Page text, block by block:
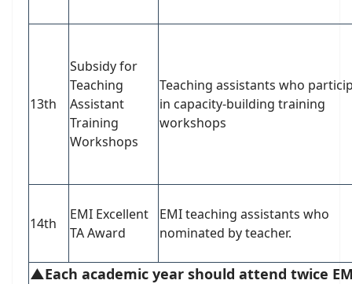
13th
Subsidy for
Teaching
Assistant
Training
Workshops
Teaching assistants who
in capacity-building training
workshops
14th
EMI Excellent
TA Award
EMI teaching assistants who
nominated by teacher.
▲Each academic year should attend twice